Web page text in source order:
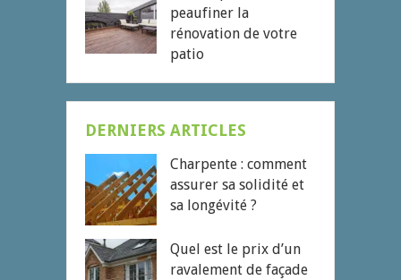
peaufiner la
rénovation de votre
patio
DERNIERS ARTICLES
Charpente : comment
assurer sa solidité et
sa longévité ?
Quel est le prix d’un
ravalement de façade